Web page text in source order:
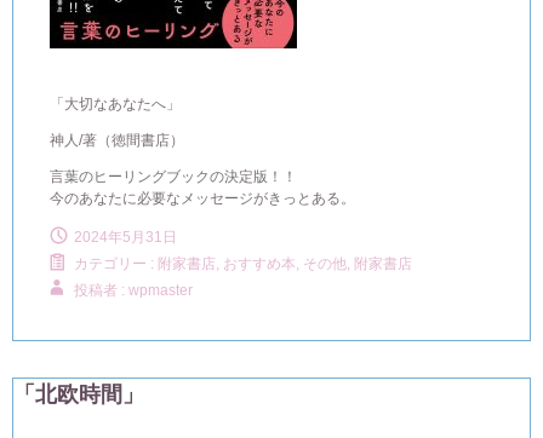
「大切なあなたへ」
神人/著（徳間書店）
言葉のヒーリングブックの決定版！！
今のあなたに必要なメッセージがきっとある。
2024年5月31日
カテゴリー : 附家書店, おすすめ本, その他, 附家書店
投稿者 : wpmaster
「北欧時間」